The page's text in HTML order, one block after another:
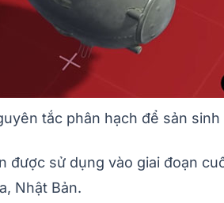
tắc phân hạch để sản sinh
được sử dụng vào giai đoạn
Nhật Bản.